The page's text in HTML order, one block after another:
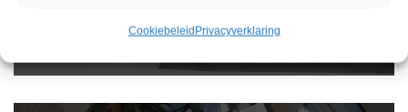
CookiebeleidPrivacyverklaring